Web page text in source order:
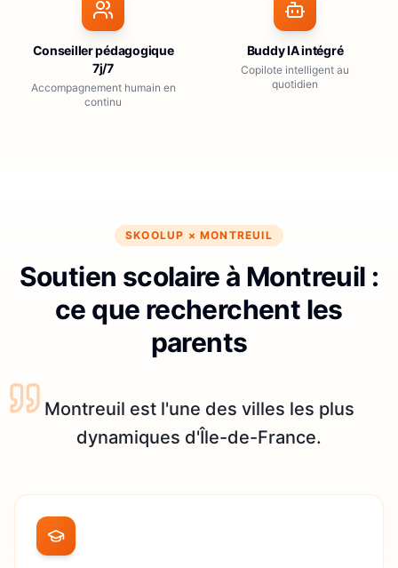
Conseiller pédagogique
7j/7
Accompagnement humain en
continu
Buddy IA intégré
Copilote intelligent au
quotidien
SKOOLUP ×MONTREUIL
Soutien scolaire à Montreuil :
ce que recherchent les
parents
Montreuil est l'une des villes les plus
dynamiques d'Île-de-France.